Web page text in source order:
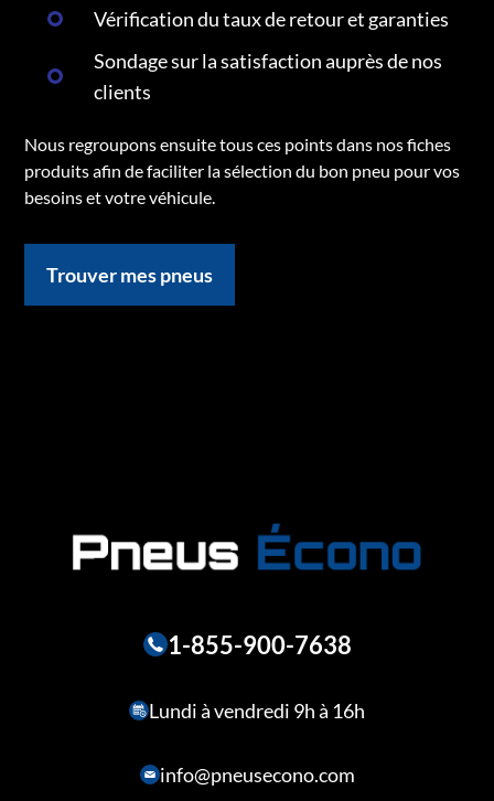
Vérification du taux de retour et garanties
Sondage sur la satisfaction auprès de nos
clients
Nous regroupons ensuite tous ces points dans nos fiches
produits afin de faciliter la sélection du bon pneu pour vos
besoins et votre véhicule.
Trouver mes pneus
1-855-900-7638
Lundi à vendredi 9h à 16h
info@pneusecono.com